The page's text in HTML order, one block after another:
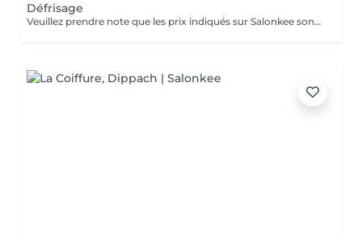
Défrisage
Veuillez prendre note que les prix indiqués sur Salonkee sont communiqués à titre informatif et s'entendent de base. Ces derniers sont susceptibles de varier selon le diagnostic réalisé à votre arrivée au salon et l'expertise du professionnel à qui vous confiez votre beauté. Dans tous les cas, un devis précis vous sera proposé et toutes réalisations de prestations seront effectuées avec votre accord. Un grand merci d'avance pour votre compréhension. Au plaisir de vous recevoir très vite.